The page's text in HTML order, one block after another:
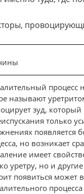
процесс
называют
зуд,
только
появляется
но возникает
имеет
уретру, но и
появиться может